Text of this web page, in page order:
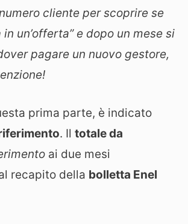
cliente per scoprire se
in un’offerta” e dopo un mese si
pagare un nuovo gestore,
prima parte, è indicato
. Il totale da
ai due mesi
recapito della bolletta Enel